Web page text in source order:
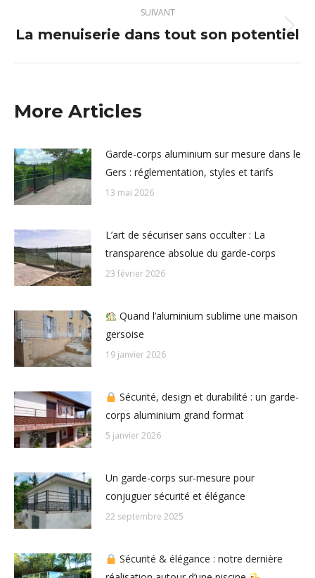
:
SUIVANT
Article
La menuiserie dans tout son potentiel
More Articles
Garde-corps aluminium sur mesure dans le
Gers : réglementation, styles et tarifs
13 mai 2026
L’art de sécuriser sans occulter : La
transparence absolue du garde-corps
23 février 2026
Quand l’aluminium sublime une maison
gersoise
19 janvier 2026
Sécurité, design et durabilité : un garde-
corps aluminium grand format
5 janvier 2026
Un garde-corps sur-mesure pour
conjuguer sécurité et élégance
22 septembre 2025
Sécurité & élégance : notre dernière